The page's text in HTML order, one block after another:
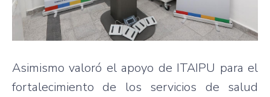
Asimismo valoró el apoyo de ITAIPU para el
fortalecimiento de los servicios de salud